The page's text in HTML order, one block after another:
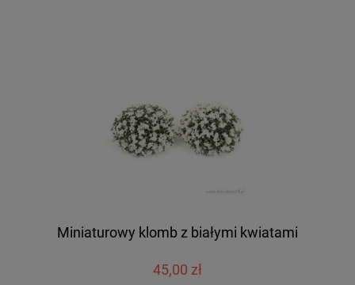
Miniaturowy klomb z białymi kwiatami
45,00 zł